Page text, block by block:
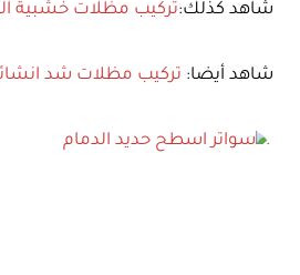
شاهد كذلك:تركيب مظلات خشبية
شاهد أيضا: تركيب مظلات شد